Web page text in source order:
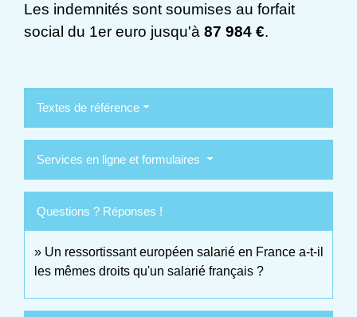
Les indemnités sont soumises au forfait
social du 1er euro jusqu'à 87 984 €.
Textes de référence
Services en ligne et formulaires
Questions ? Réponses !
Un ressortissant européen salarié en France a-t-il
les mêmes droits qu'un salarié français ?